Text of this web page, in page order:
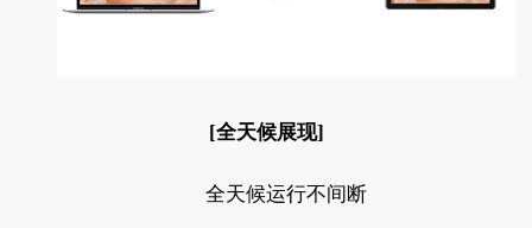
[全天候展现]
全天候运行不间断